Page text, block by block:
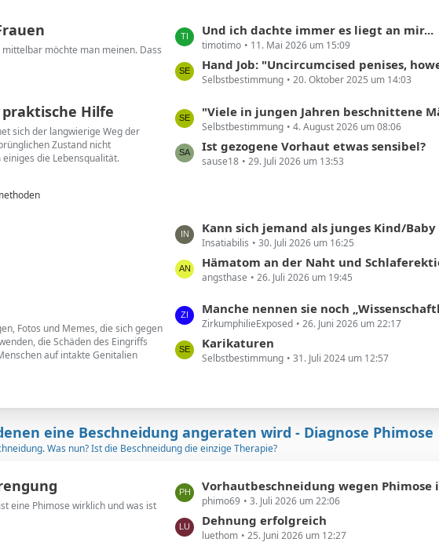
r
ä
g
e
möchte man meinen. Dass
L
e
t
z
e
e
g
Und ich dachte immer es liegt an mir...
timotimo 11. Mai 2026 um 15:09
Hand Job: "Uncircumcised penises, however, can be extremely sensitive around the
Selbstbestimmung 20. Oktober 2025 um 14:03
Hilfe
sich der langwierige Weg der
Zustand nicht
die Lebensqualität.
L
e
t
z
e
t
g
"Viele in jungen Jahren beschnittene Männer leiden unter den Folgen. Und wollen ihre Vorhaut
Selbstbestimmung 4. August 2026 um 08:06
Ist gezogene Vorhaut etwas sensibel?
sause18 29. Juli 2026 um 13:53
L
e
t
z
e
e
g
e
Kann sich jemand als junges Kind/Baby beschnittener noch an seine Vorhaut
Insatiabilis 30. Juli 2026 um 16:25
Hämatom an der Naht und
angsthase 26. Juli 2026 um 19:45
Fotos und Memes, die sich gegen
die Schäden des Eingriffs
auf intakte Genitalien
L
e
t
z
B
e
i
r
ä
g
e
Manche nennen sie noch „Wissenschaftler“. Ich nenne sie geldgesteuerte
ZirkumphilieExposed 26. Juni 2026 um 22:17
Karikaturen
Selbstbestimmung 31. Juli 2024 um 12:57
eine Beschneidung angeraten wird - Diagnose Phimose
Was nun? Ist die Beschneidung die einzige Therapie?
eine Phimose wirklich und was ist
L
e
t
z
Vorhautbeschneidung wegen Phimose in 2
phimo69 3. Juli 2026 um 22:06
Dehnung erfolgreich
luethom 25. Juni 2026 um 12:27